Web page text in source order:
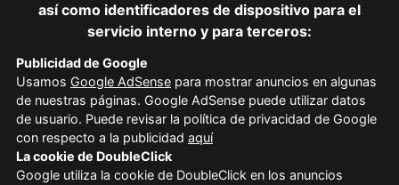
así como identificadores de dispositivo para el
servicio interno y para terceros:
Publicidad de Google
Usamos Google AdSense para mostrar anuncios en algunas
de nuestras páginas. Google AdSense puede utilizar datos
de usuario. Puede revisar la política de privacidad de Google
con respecto a la publicidad aquí
La cookie de DoubleClick
Google utiliza la cookie de DoubleClick en los anuncios